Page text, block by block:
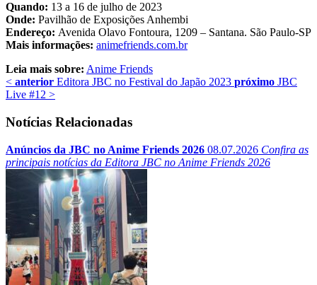
Quando: 13 a 16 de julho de 2023
Onde: Pavilhão de Exposições Anhembi
Endereço: Avenida Olavo Fontoura, 1209 – Santana. São Paulo-SP
Mais informações: animefriends.com.br
Leia mais sobre: Anime Friends
< anterior Editora JBC no Festival do Japão 2023 próximo JBC
Live #12 >
Notícias Relacionadas
Anúncios da JBC no Anime Friends 2026 08.07.2026 Confira as
principais notícias da Editora JBC no Anime Friends 2026